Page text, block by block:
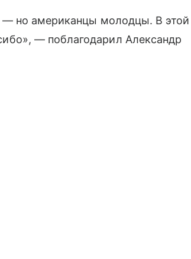
— но американцы молодцы. В этой
— поблагодарил Александр